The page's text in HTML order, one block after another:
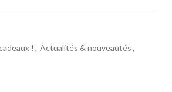
! , Actualités & nouveautés,